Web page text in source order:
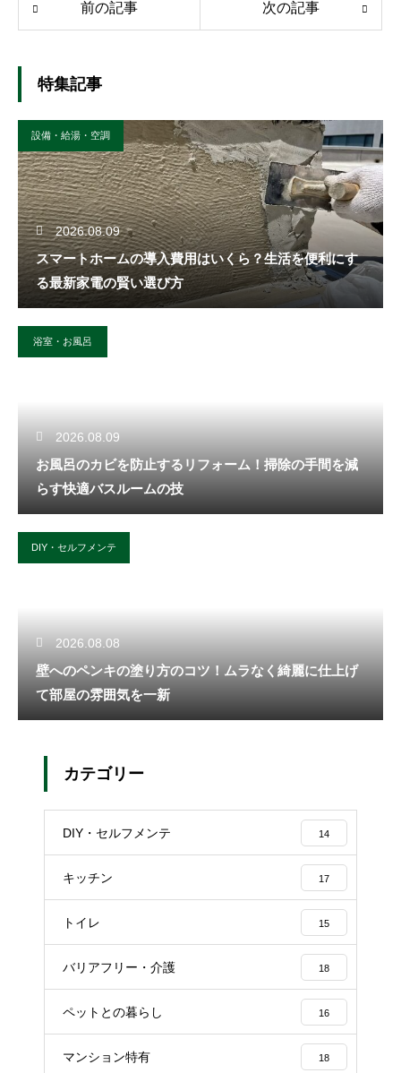
前の記事 次の記事
特集記事
設備・給湯・空調
2026.08.09
スマートホームの導入費用はいくら？生活を便利にす
る最新家電の賢い選び方
浴室・お風呂
2026.08.09
お風呂のカビを防止するリフォーム！掃除の手間を減
らす快適バスルームの技
DIY・セルフメンテ
2026.08.08
壁へのペンキの塗り方のコツ！ムラなく綺麗に仕上げ
て部屋の雰囲気を一新
カテゴリー
DIY・セルフメンテ 14
キッチン 17
トイレ 15
バリアフリー・介護 18
ペットとの暮らし 16
マンション特有 18